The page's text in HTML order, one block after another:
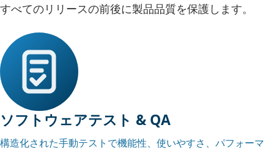
すべてのリリースの前後に製品品質を保護します。
ソフトウェアテスト & QA
構造化された手動テストで機能性、使いやすさ、パフォーマ